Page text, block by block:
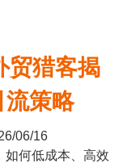
贸猎客揭
策略
06/16
何低成本、高效